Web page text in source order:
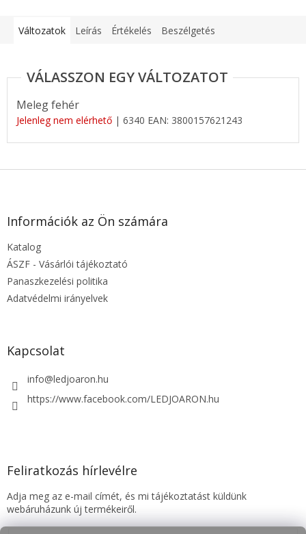
Változatok Leírás Értékelés Beszélgetés
Meleg fehér
Jelenleg nem elérhető | 6340 EAN: 3800157621243
L
Információk az Ön számára
Katalog
ÁSZF - Vásárlói tájékoztató
Panaszkezelési politika
Adatvédelmi irányelvek
Kapcsolat
info@ledjoaron.hu
https://www.facebook.com/LEDJOARON.hu
Feliratkozás hírlevélre
Adja meg az e-mail címét, és mi tájékoztatást küldünk
webáruházunk új termékeiről.